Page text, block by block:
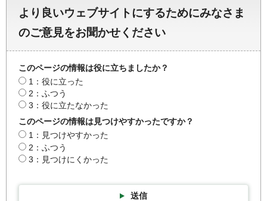
より良いウェブサイトにするためにみなさま
のご意見をお聞かせください
このページの情報は役に立ちましたか？
1：役に立った
2：ふつう
3：役に立たなかった
このページの情報は見つけやすかったですか？
1：見つけやすかった
2：ふつう
3：見つけにくかった
送信